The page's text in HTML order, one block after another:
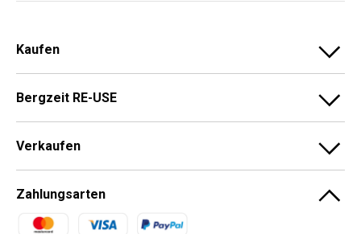
Kaufen
Bergzeit RE-USE
Verkaufen
Zahlungsarten
Zahlungsmethoden